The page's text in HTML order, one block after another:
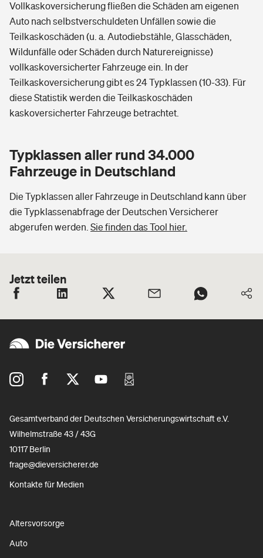
Vollkaskoversicherung fließen die Schäden am eigenen
Auto nach selbstverschuldeten Unfällen sowie die
Teilkaskoschäden (u. a. Autodiebstähle, Glasschäden,
Wildunfälle oder Schäden durch Naturereignisse)
vollkaskoversicherter Fahrzeuge ein. In der
Teilkaskoversicherung gibt es 24 Typklassen (10-33). Für
diese Statistik werden die Teilkaskoschäden
kaskoversicherter Fahrzeuge betrachtet.
Typklassen aller rund 34.000
Fahrzeuge in Deutschland
Die Typklassen aller Fahrzeuge in Deutschland kann über
die Typklassenabfrage der Deutschen Versicherer
abgerufen werden. Sie finden das Tool hier.
Jetzt teilen
Gesamtverband der Deutschen Versicherungswirtschaft e.V.
Wilhelmstraße 43 / 43G
10117 Berlin
frage@dieversicherer.de
Kontakte für Medien
Altersvorsorge
Auto